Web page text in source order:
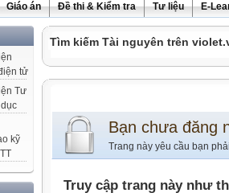
Giáo án Đề thi & Kiểm tra Tư liệu E-
Tìm kiếm Tài nguyên trên
Bạn chưa đăng
Trang này yêu cầu bạn
Truy cập trang này như